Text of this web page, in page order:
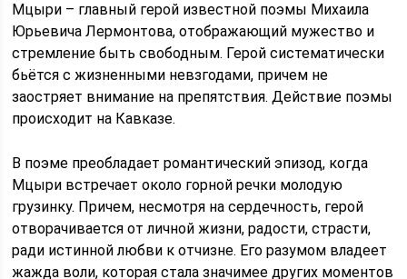
Мцыри – главный герой известной поэмы Михаила
Юрьевича Лермонтова, отображающий мужество и
стремление быть свободным. Герой систематически
бьётся с жизненными невзгодами, причем не
заостряет внимание на препятствия. Действие поэмы
происходит на Кавказе.
В поэме преобладает романтический эпизод, когда
Мцыри встречает около горной речки молодую
грузинку. Причем, несмотря на сердечность, герой
отворачивается от личной жизни, радости, страсти,
ради истинной любви к отчизне. Его разумом владеет
жажда воли, которая стала значимее других моментов